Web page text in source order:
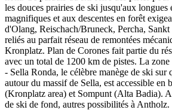
les douces prairies de ski jusqu'aux longues
magnifiques et aux descentes en forêt
d'Olang, Reischach/Bruneck, Percha,
reliés au parfait réseau de remontées
Kronplatz. Plan de Corones fait partie du
avec un total de 1200 km de pistes. La
- Sella Ronda, le célèbre manège de ski sur
autour du massif de Sella, est accessible en
(Kronplatz area) et Sompunt (Alta Badia).
de ski de fond, autres possibilités à Antholz.